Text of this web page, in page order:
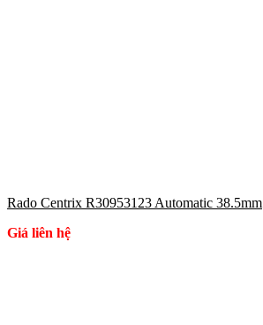
Rado Centrix R30953123 Automatic 38.5mm
Giá liên hệ